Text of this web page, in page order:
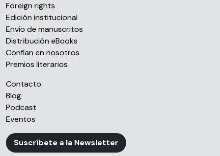
Foreign rights
Edición institucional
Envío de manuscritos
Distribución eBooks
Confían en nosotros
Premios literarios
Contacto
Blog
Podcast
Eventos
Suscríbete a la Newsletter